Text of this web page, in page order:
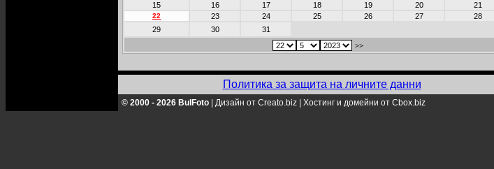
15
16 17 18 19 20 21
22 23 24 25 26 27
28
29
30
31
>>
Политика за защита на личните данни
© 2000 - 2026 BulFoto Дизайн от Creato.biz Хостинг и домейни от Cbox.biz